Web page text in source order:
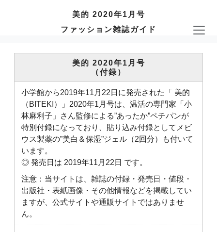
美的 2020年1月号
ファッション雑誌ガイド
美的 2020年1月号
（付録）
小学館から2019年11月22日に発売された「 美的
（BITEKI）」2020年1月号は、温活の専門家「小
林麻利子」さん監修による”あったか”ペチパンが
特別付録になっており、貼り込み付録としてメビ
ウス製薬の”美白＆保湿”ジェル（2回分）も付いて
います。
◎ 発売日は 2019年11月22日 です。
注意：当サイトは、雑誌の付録・発売日・値段・
出版社・表紙画像・その他情報などを掲載してい
ますが、公式サイトや通販サイトではありませ
ん。